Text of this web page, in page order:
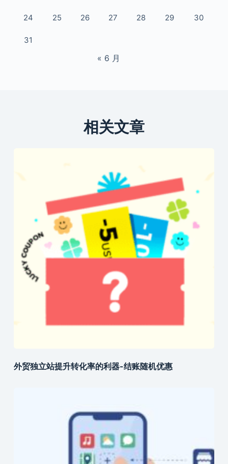
24 25 26 27 28 29 30
31
« 6 月
相关文章
外贸独立站提升转化率的利器-结账随机优惠